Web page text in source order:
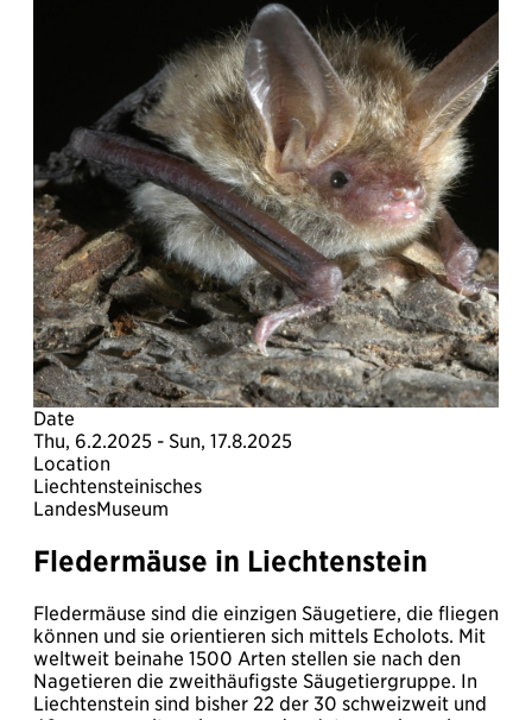
Date
Thu, 6.2.2025 - Sun, 17.8.2025
Location
Liechtensteinisches
LandesMuseum
Fledermäuse in Liechtenstein
Fledermäuse sind die einzigen Säugetiere, die fliegen
können und sie orientieren sich mittels Echolots. Mit
weltweit beinahe 1500 Arten stellen sie nach den
Nagetieren die zweithäufigste Säugetiergruppe. In
Liechtenstein sind bisher 22 der 30 schweizweit und